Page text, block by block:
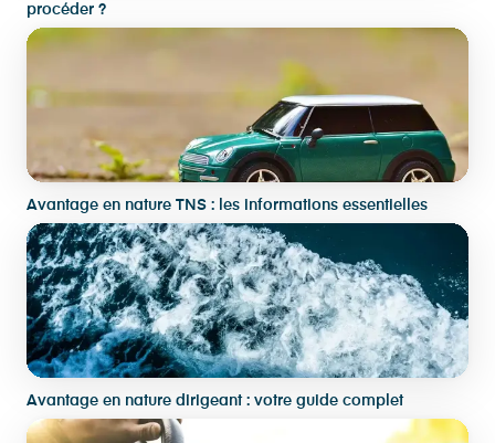
procéder ?
Avantage en nature TNS : les informations essentielles
Avantage en nature dirigeant : votre guide complet